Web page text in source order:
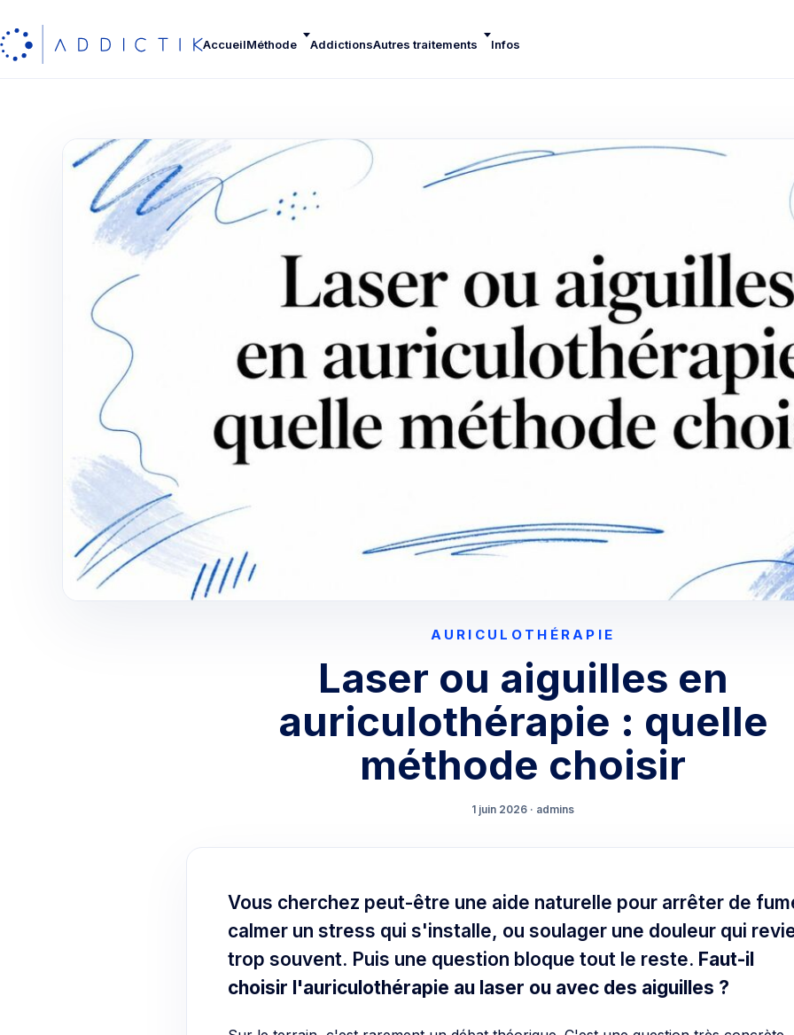
Addictions Infos
AURICULOTHÉRAPIE
Laser ou aiguilles en
auriculothérapie : quelle
méthode choisir
Vous cherchez peut-être une aide naturelle pour arrêter de
calmer un stress qui s'installe, ou soulager une douleur qui
trop souvent. Puis une question bloque tout le reste. Faut-il
choisir l'auriculothérapie au laser ou avec des aiguilles ?
Sur le terrain, c'est rarement un débat théorique. C'est une question très concrète.